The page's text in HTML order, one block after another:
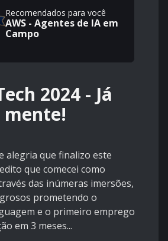
Recomendados para você
AWS - Agentes de IA em
Campo
2024 - Já
mente!
alegria que finalizo este
que comecei como
das inúmeras imersões,
prometendo o
e o primeiro emprego
em 3 meses...